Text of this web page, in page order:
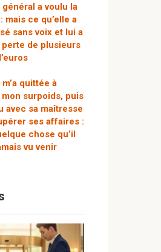
a voulu la
mais ce qu’elle a
sans voix et lui a
perte de plusieurs
quittée à
surpoids, puis
avec sa maîtresse
ses affaires :
chose qu’il
vu venir